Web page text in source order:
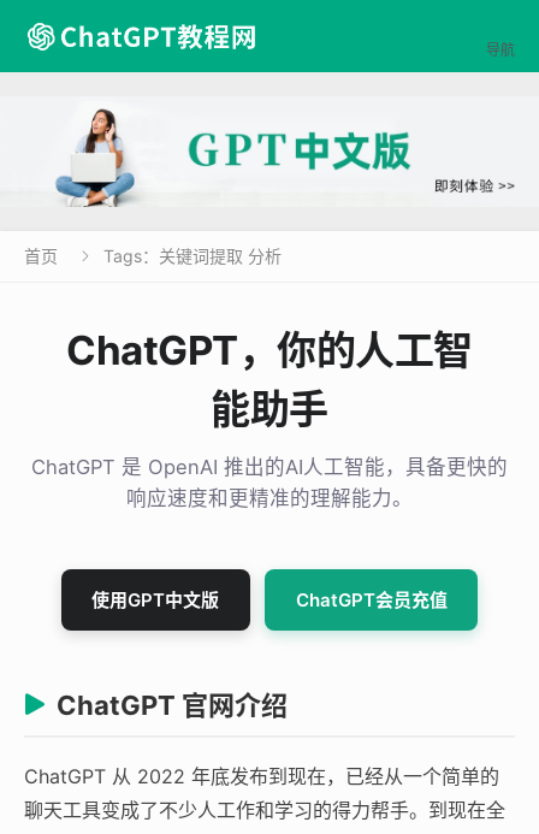
导航
首页  Tags：关键词提取 分析
ChatGPT，你的人工智
能助手
ChatGPT 是 OpenAI 推出的AI人工智能，具备更快的
响应速度和更精准的理解能力。
使用GPT中文版 ChatGPT会员充值
ChatGPT 官网介绍
ChatGPT 从 2022 年底发布到现在，已经从一个简单的
聊天工具变成了不少人工作和学习的得力帮手。到现在全